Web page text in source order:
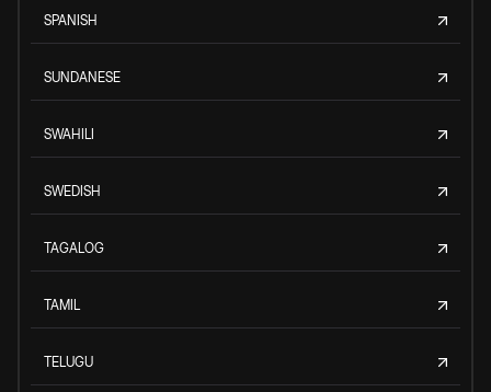
SPANISH
SUNDANESE
SWAHILI
SWEDISH
TAGALOG
TAMIL
TELUGU